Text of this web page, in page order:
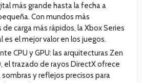
más grande hasta la fecha a
Con mundos más
carga más rápidos, la Xbox Series
el mejor valor en los juegos.
CPU y GPU: las arquitecturas Zen
el trazado de rayos DirectX ofrece
y reflejos precisos para